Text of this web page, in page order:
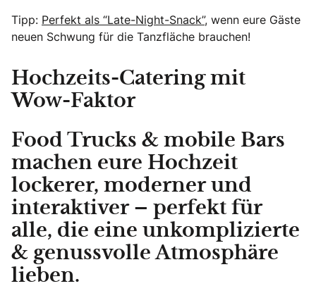
Tipp: Perfekt als “Late-Night-Snack”, wenn eure Gäste
neuen Schwung für die Tanzfläche brauchen!
Hochzeits-Catering mit
Wow-Faktor
Food Trucks & mobile Bars
machen eure Hochzeit
lockerer, moderner und
interaktiver – perfekt für
alle, die eine unkomplizierte
& genussvolle Atmosphäre
lieben.